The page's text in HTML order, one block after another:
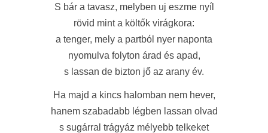
S bár a tavasz, melyben uj eszme nyíl
rövid mint a költők virágkora:
a tenger, mely a partból nyer naponta
nyomulva folyton árad és apad,
s lassan de bizton jő az arany év.
Ha majd a kincs halomban nem hever,
hanem szabadabb légben lassan olvad
s sugárral trágyáz mélyebb telkeket